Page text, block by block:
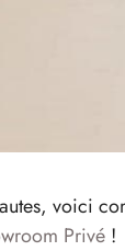
voici
Privé !